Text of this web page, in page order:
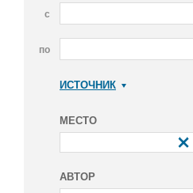
с
по
ИСТОЧНИК
МЕСТО
АВТОР